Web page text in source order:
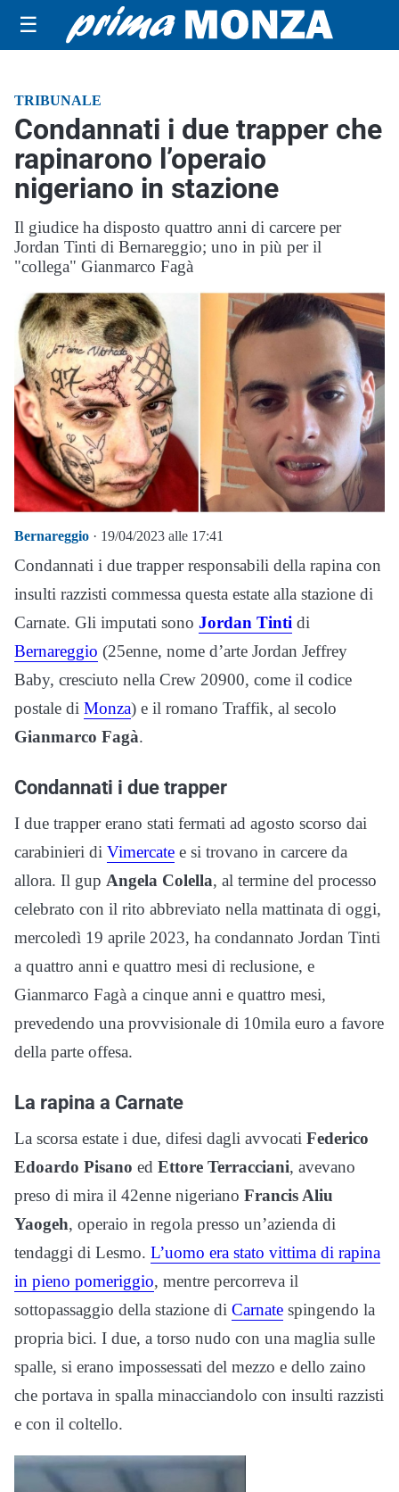
☰
TRIBUNALE
Condannati i due trapper che
rapinarono l’operaio
nigeriano in stazione
Il giudice ha disposto quattro anni di carcere per
Jordan Tinti di Bernareggio; uno in più per il
"collega" Gianmarco Fagà
Bernareggio · 19/04/2023 alle 17:41
Condannati i due trapper responsabili della rapina con
insulti razzisti commessa questa estate alla stazione di
Carnate. Gli imputati sono Jordan Tinti di
Bernareggio (25enne, nome d’arte Jordan Jeffrey
Baby, cresciuto nella Crew 20900, come il codice
postale di Monza) e il romano Traffik, al secolo
Gianmarco Fagà.
Condannati i due trapper
I due trapper erano stati fermati ad agosto scorso dai
carabinieri di Vimercate e si trovano in carcere da
allora. Il gup Angela Colella, al termine del processo
celebrato con il rito abbreviato nella mattinata di oggi,
mercoledì 19 aprile 2023, ha condannato Jordan Tinti
a quattro anni e quattro mesi di reclusione, e
Gianmarco Fagà a cinque anni e quattro mesi,
prevedendo una provvisionale di 10mila euro a favore
della parte offesa.
La rapina a Carnate
La scorsa estate i due, difesi dagli avvocati Federico
Edoardo Pisano ed Ettore Terracciani, avevano
preso di mira il 42enne nigeriano Francis Aliu
Yaogeh, operaio in regola presso un’azienda di
tendaggi di Lesmo. L’uomo era stato vittima di rapina
in pieno pomeriggio, mentre percorreva il
sottopassaggio della stazione di Carnate spingendo la
propria bici. I due, a torso nudo con una maglia sulle
spalle, si erano impossessati del mezzo e dello zaino
che portava in spalla minacciandolo con insulti razzisti
e con il coltello.